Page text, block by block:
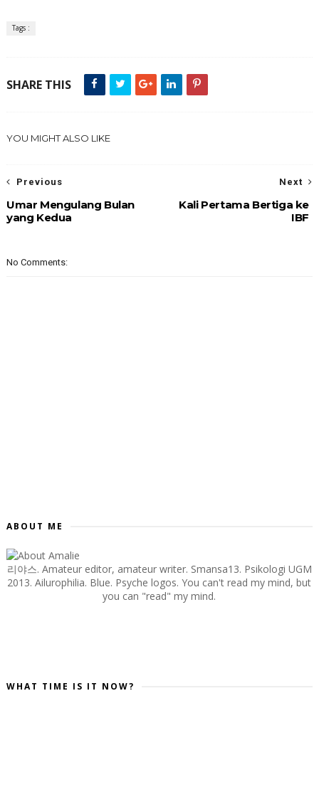
Tags :
SHARE THIS
YOU MIGHT ALSO LIKE
Next
Kali Pertama Bertiga ke
IBF
Previous
Umar Mengulang Bulan
yang Kedua
No Comments:
ABOUT ME
리야스. Amateur editor, amateur writer. Smansa13. Psikologi UGM
2013. Ailurophilia. Blue. Psyche logos. You can't read my mind, but
you can "read" my mind.
WHAT TIME IS IT NOW?